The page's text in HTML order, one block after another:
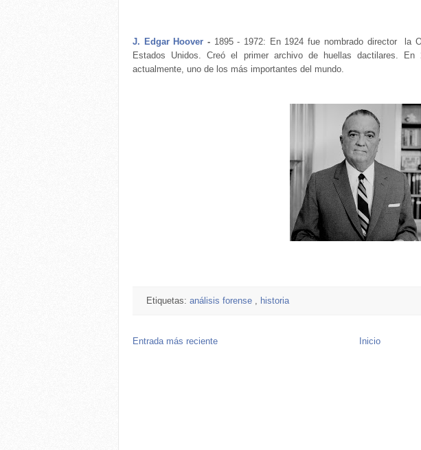
J. Edgar Hoover - 1895 - 1972: En 1924 fue nombrado director la
Estados Unidos. Creó el primer archivo de huellas dactilares. En
actualmente, uno de los más importantes del mundo.
Etiquetas: análisis forense , historia
Entrada más reciente Inicio